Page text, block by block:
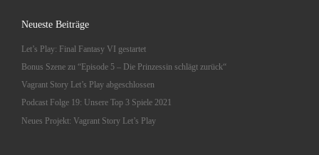
Neueste Beiträge
Let’s Play: Final Fantasy VI gestartet
Bonus Szene zu “Episode 5 – Die Prinzessin schlägt zurück“
Vagrant Story Let’s Play abgeschlossen
Podcast Folge 19: Unsere Top 3 Spiele 2021
Neues Projekt: Vagrant Story Let’s Play